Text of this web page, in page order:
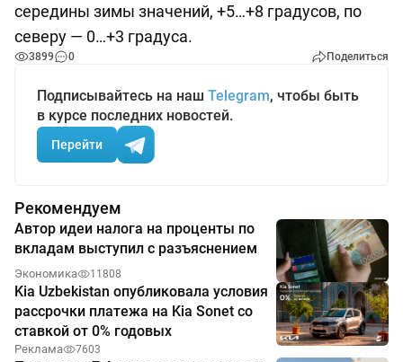
середины зимы значений, +5…+8 градусов, по
северу — 0…+3 градуса.
3899 0 Поделиться
Подписывайтесь на наш Telegram, чтобы быть
в курсе последних новостей.
Перейти
Рекомендуем
Автор идеи налога на проценты по
вкладам выступил с разъяснением
Экономика 11808
Kia Uzbekistan опубликовала условия
рассрочки платежа на Kia Sonet со
ставкой от 0% годовых
Реклама 7603